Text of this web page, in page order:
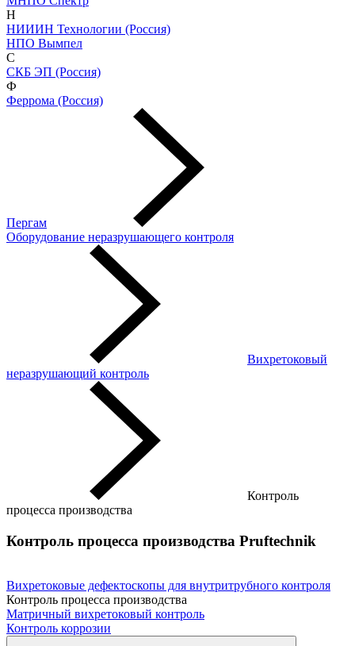
Н
НИИИН Технологии (Россия)
НПО Вымпел
С
СКБ ЭП (Россия)
Ф
Феррома (Россия)
Пергам
Оборудование неразрушающего контроля
Вихретоковый
неразрушающий контроль
Контроль
процесса производства
Контроль процесса производства Pruftechnik
Вихретоковые дефектоскопы для внутритрубного контроля
Контроль процесса производства
Матричный вихретоковый контроль
Контроль коррозии